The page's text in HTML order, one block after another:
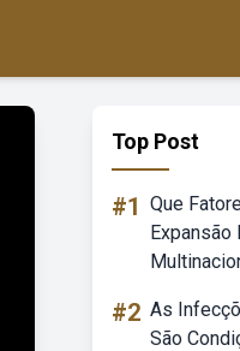
Top Post
#1 Que
Expansão
#2 As
São